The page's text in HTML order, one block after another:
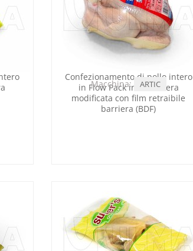
Confezionamento di pollo intero
in Flow Pack in atmosfera
modificata con film retraibile
barriera (BDF)
Macchina: ARTIC